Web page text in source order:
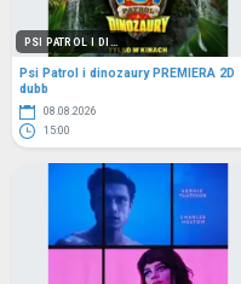
PSI PATROL I DI...
Psi Patrol i dinozaury PREMIERA 2D
dubb
08.08.2026
15:00